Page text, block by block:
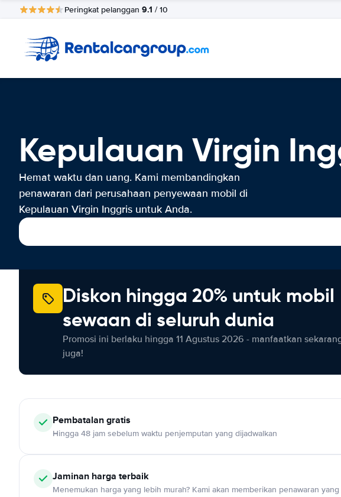
Peringkat pelanggan 9.1 / 10
Kepulauan Virgin
Hemat waktu dan uang. Kami membandingkan
penawaran dari perusahaan penyewaan mobil di
Kepulauan Virgin Inggris untuk Anda.
Diskon hingga 20% untuk mobil
sewaan di seluruh dunia
Promosi ini berlaku hingga 11 Agustus 2026 - manfaatkan
juga!
Pembatalan gratis
Hingga 48 jam sebelum waktu penjemputan yang dijadwalkan
Jaminan harga terbaik
Menemukan harga yang lebih murah? Kami akan memberikan penawaran